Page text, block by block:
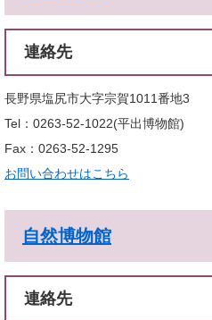
連絡先
長野県塩尻市大字宗賀1011番地3
Tel：0263-52-1022 平出博物館
Fax：0263-52-1295
お問い合わせはこちら
自然博物館
連絡先